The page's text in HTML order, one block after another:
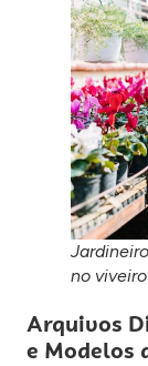
no
Arquivos
e Modelos